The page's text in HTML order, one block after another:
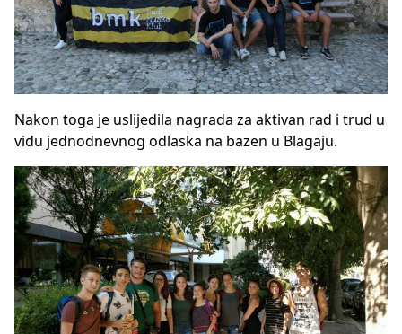
Nakon toga je uslijedila nagrada za aktivan rad i trud u
vidu jednodnevnog odlaska na bazen u Blagaju.